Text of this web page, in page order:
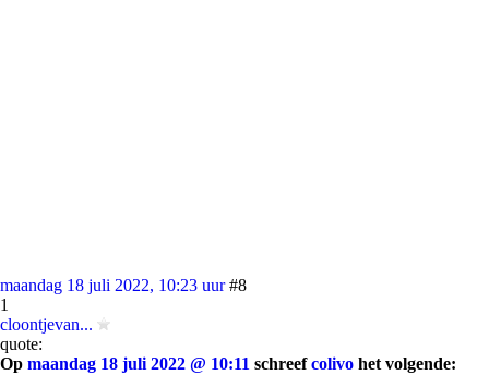
maandag 18 juli 2022, 10:23 uur #8
1
cloontjevan...
quote:
Op maandag 18 juli 2022 @ 10:11 schreefcolivo het volgende: